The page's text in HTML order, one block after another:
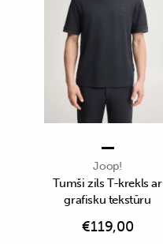
Joop!
Tumši zils T-krekls ar
grafisku tekstūru
€119,00